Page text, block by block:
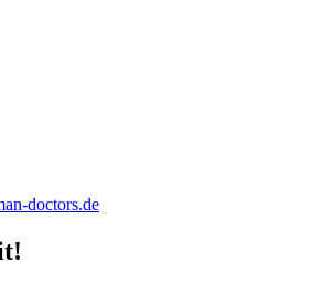
doctors.de